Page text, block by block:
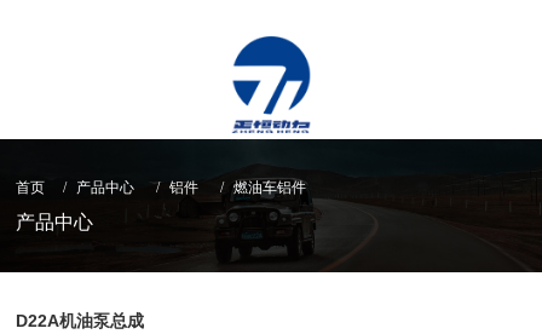
首页 产品中心 铝件 燃油车铝件
产品中心
D22A机油泵总成